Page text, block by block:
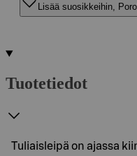
Lisää suosikkeihin,
Tuotetiedot
Tuliaisleipä on ajassa